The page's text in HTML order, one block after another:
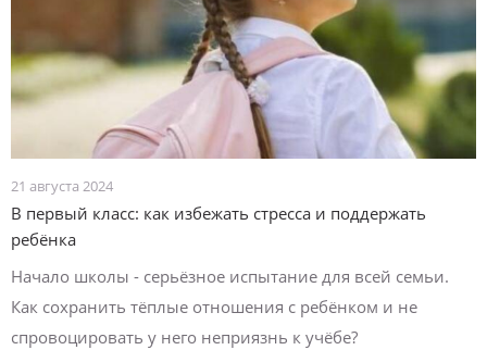
21 августа 2024
В первый класс: как избежать стресса и поддержать
ребёнка
Начало школы - серьёзное испытание для всей семьи.
Как сохранить тёплые отношения с ребёнком и не
спровоцировать у него неприязнь к учёбе?